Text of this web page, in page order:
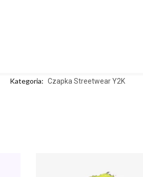
Kategoria: Czapka Streetwear Y2K